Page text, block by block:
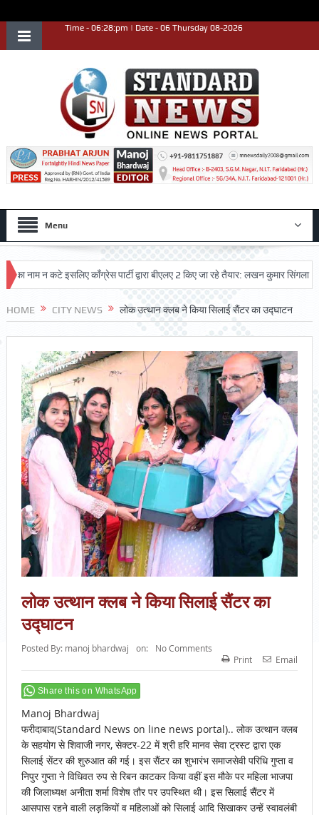
Time - 06:28:pm | Date - 06 Thursday 08-2026
Menu
न कटे इसलिए काँग्रेस पार्टी द्वारा बीएलए 2 किए जा रहे तैयार: लखन कुमार सिंगला
HOME CITY NEWS लोक उत्थान क्लब ने किया सिलाई सैंटर का उद्घाटन
लोक उत्थान क्लब ने किया सिलाई सैंटर का
उद्घाटन
Posted By: manoj bhardwaj on:
No Comments
Print
Email
Share this on WhatsApp
Manoj Bhardwaj
फरीदाबाद(Standard News on line news portal).. लोक उत्थान क्लब
के सहयोग से शिवाजी नगर, सेक्टर-22 में श्री हरि मानव सेवा ट्रस्ट द्वारा एक
सिलाई सेंटर की शुरुआत की गई। इस सैंटर का शुभारंभ समाजसेवी परिधि गुप्ता व
निपुर गुप्ता ने विधिवत रुप से रिबन काटकर किया वहीं इस मौके पर महिला भाजपा
की जिलाध्यक्ष अनीता शर्मा विशेष तौर पर उपस्थित थी। इस सिलाई सैंटर में
आसपास रहने वाली लड़कियों व महिलाओं को सिलाई आदि सिखाकर उन्हें स्वावलंबी